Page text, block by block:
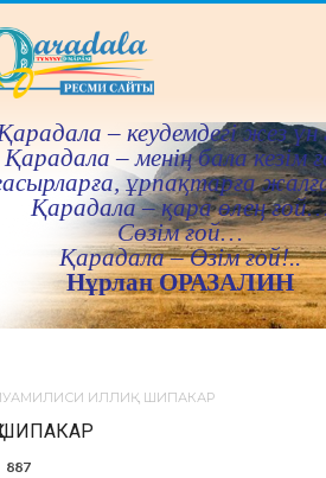
– кеудемдегi жез үн
Қарадала – менiң бала кезiм
ұрпақтарға
Қарадала – қара өлең
Сөзiм ғой…
Қарадала – Өзiм ғой!..
Нұрлан ОРАЗАЛИН
ИЛЛИҚ ШИПАКАР
887